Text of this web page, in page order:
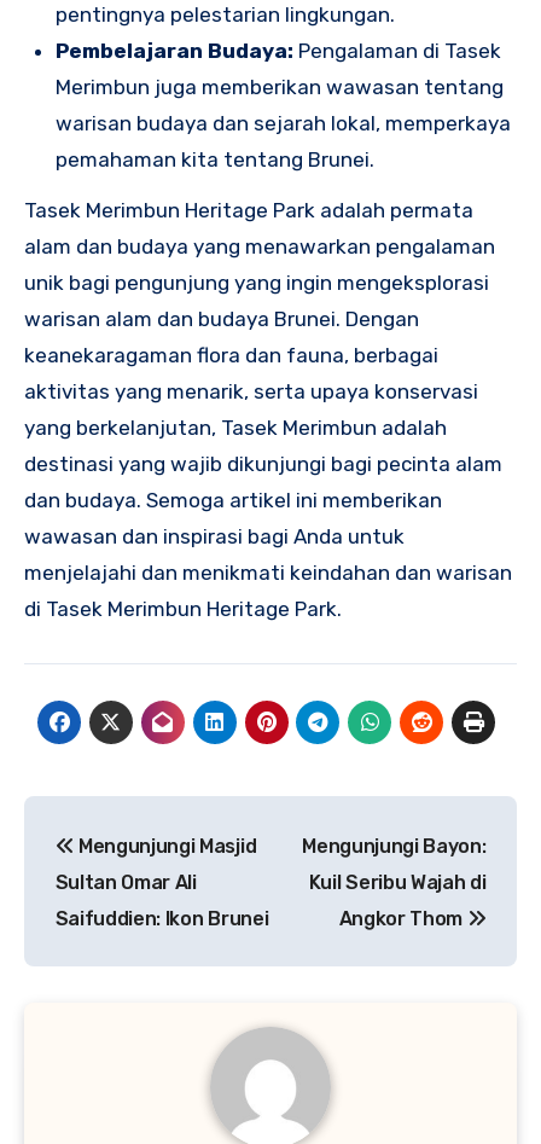
pentingnya pelestarian lingkungan.
Pembelajaran Budaya: Pengalaman di Tasek
Merimbun juga memberikan wawasan tentang
warisan budaya dan sejarah lokal, memperkaya
pemahaman kita tentang Brunei.
Tasek Merimbun Heritage Park adalah permata
alam dan budaya yang menawarkan pengalaman
unik bagi pengunjung yang ingin mengeksplorasi
warisan alam dan budaya Brunei. Dengan
keanekaragaman flora dan fauna, berbagai
aktivitas yang menarik, serta upaya konservasi
yang berkelanjutan, Tasek Merimbun adalah
destinasi yang wajib dikunjungi bagi pecinta alam
dan budaya. Semoga artikel ini memberikan
wawasan dan inspirasi bagi Anda untuk
menjelajahi dan menikmati keindahan dan warisan
di Tasek Merimbun Heritage Park.
pos
Mengunjungi Masjid
Sultan Omar Ali
Saifuddien: Ikon Brunei
Mengunjungi Bayon:
Kuil Seribu Wajah di
Angkor Thom